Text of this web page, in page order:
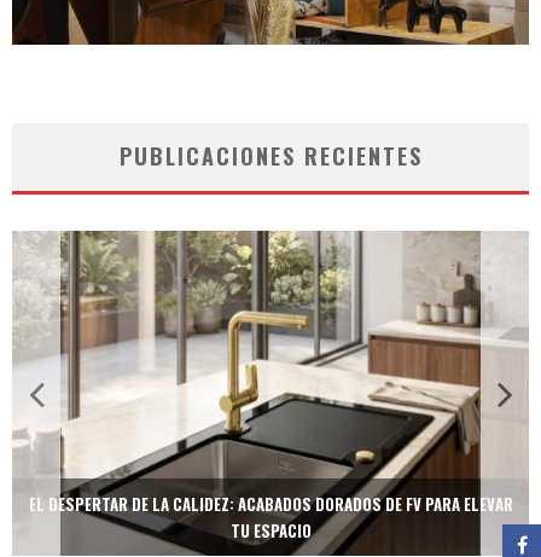
PUBLICACIONES RECIENTES
EL DESPERTAR DE LA CALIDEZ: ACABADOS DORADOS DE FV PARA ELEVAR
TU ESPACIO